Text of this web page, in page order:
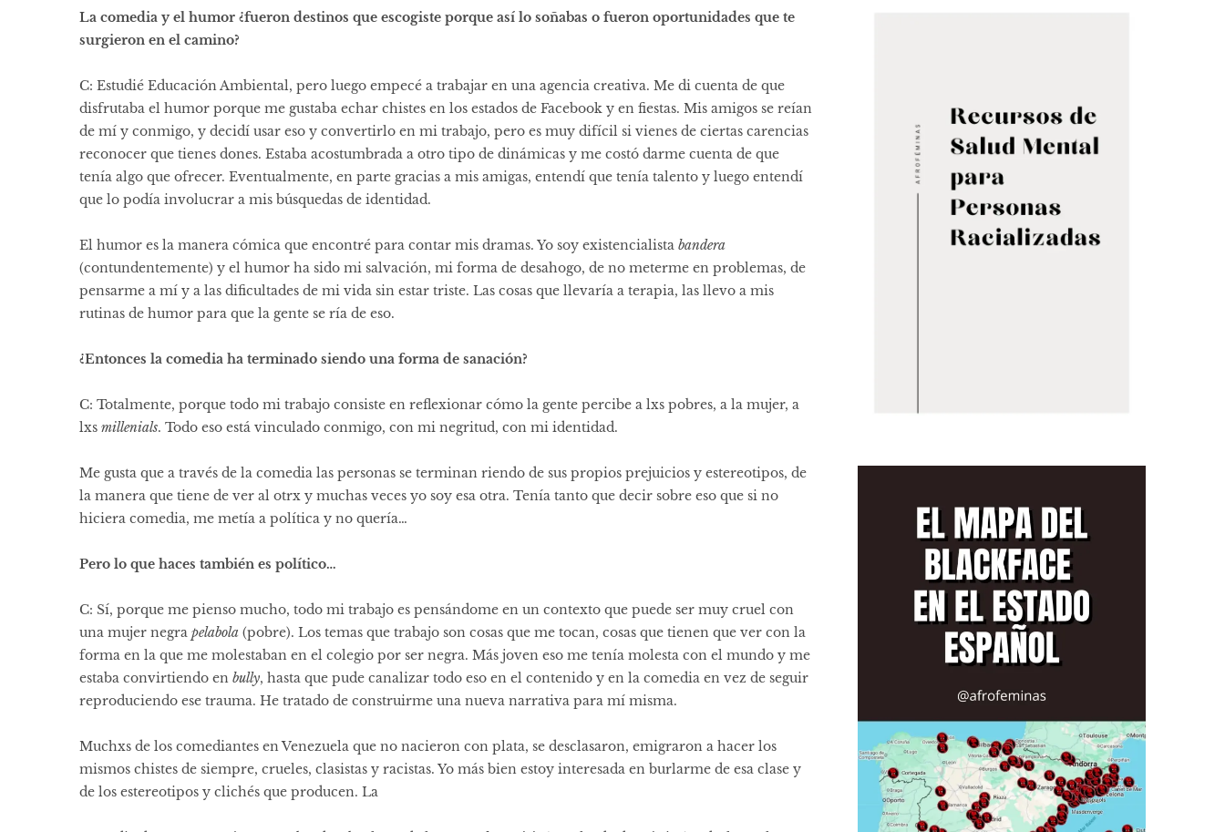
La comedia y el humor ¿fueron destinos que escogiste porque así lo soñabas o fueron oportunidades que te
surgieron en el camino?
C: Estudié Educación Ambiental, pero luego empecé a trabajar en una agencia creativa. Me di cuenta de que
disfrutaba el humor porque me gustaba echar chistes en los estados de Facebook y en fiestas. Mis amigos se reían
de mí y conmigo, y decidí usar eso y convertirlo en mi trabajo, pero es muy difícil si vienes de ciertas carencias
reconocer que tienes dones. Estaba acostumbrada a otro tipo de dinámicas y me costó darme cuenta de que
tenía algo que ofrecer. Eventualmente, en parte gracias a mis amigas, entendí que tenía talento y luego entendí
que lo podía involucrar a mis búsquedas de identidad.
El humor es la manera cómica que encontré para contar mis dramas. Yo soy existencialista bandera
(contundentemente) y el humor ha sido mi salvación, mi forma de desahogo, de no meterme en problemas, de
pensarme a mí y a las dificultades de mi vida sin estar triste. Las cosas que llevaría a terapia, las llevo a mis
rutinas de humor para que la gente se ría de eso.
¿Entonces la comedia ha terminado siendo una forma de sanación?
C: Totalmente, porque todo mi trabajo consiste en reflexionar cómo la gente percibe a lxs pobres, a la mujer, a
lxs millenials. Todo eso está vinculado conmigo, con mi negritud, con mi identidad.
Me gusta que a través de la comedia las personas se terminan riendo de sus propios prejuicios y estereotipos, de
la manera que tiene de ver al otrx y muchas veces yo soy esa otra. Tenía tanto que decir sobre eso que si no
hiciera comedia, me metía a política y no quería…
Pero lo que haces también es político…
C: Sí, porque me pienso mucho, todo mi trabajo es pensándome en un contexto que puede ser muy cruel con
una mujer negra pelabola (pobre). Los temas que trabajo son cosas que me tocan, cosas que tienen que ver con la
forma en la que me molestaban en el colegio por ser negra. Más joven eso me tenía molesta con el mundo y me
estaba convirtiendo en bully, hasta que pude canalizar todo eso en el contenido y en la comedia en vez de seguir
reproduciendo ese trauma. He tratado de construirme una nueva narrativa para mí misma.
Muchxs de los comediantes en Venezuela que no nacieron con plata, se desclasaron, emigraron a hacer los
mismos chistes de siempre, crueles, clasistas y racistas. Yo más bien estoy interesada en burlarme de esa clase y
de los estereotipos y clichés que producen. La